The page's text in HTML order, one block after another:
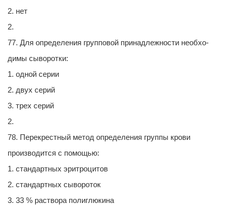
2. нет
2.
77. Для определения групповой принадлежности необхо-
димы сыворотки:
1. одной серии
2. двух серий
3. трех серий
2.
78. Перекрестный метод определения группы крови
производится с помощью:
1. стандартных эритроцитов
2. стандартных сывороток
3. 33 % раствора полиглюкина